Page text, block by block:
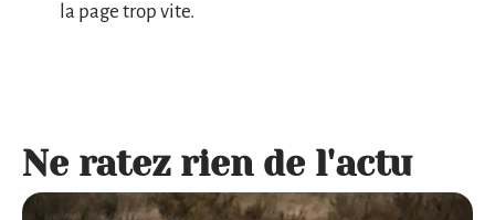
la page trop vite.
Ne ratez rien de l'actu